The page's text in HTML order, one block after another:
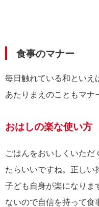
食事のマナー
毎日触れている和といえ
あたりまえのこともマナ
おはしの楽な使い方
ごはんをおいしくいただ
たらいいですね。正しい
子ども自身が楽になりま
ないので自信を持って食